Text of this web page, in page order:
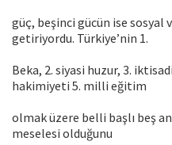
güç, beşinci gücün ise
getiriyordu. Türkiye’nin 1.
Beka, 2. siyasi huzur, 3.
hakimiyeti 5. milli eğitim
olmak üzere belli başlı beş
meselesi olduğunu